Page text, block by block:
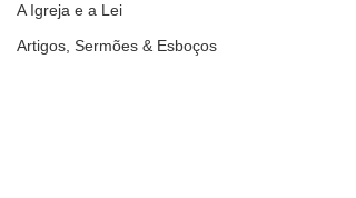
A Igreja e a Lei
Artigos, Sermões & Esboços